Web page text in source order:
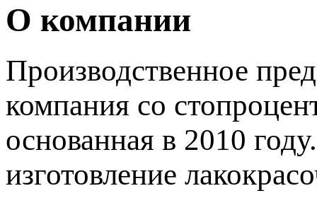
О компании
Производственное
компания со
основанная в 2010
изготовление